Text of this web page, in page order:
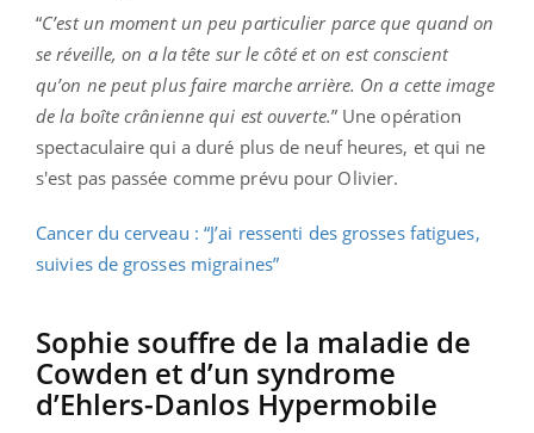
“C’est un moment un peu particulier parce que quand on
se réveille, on a la tête sur le côté et on est conscient
qu’on ne peut plus faire marche arrière. On a cette image
de la boîte crânienne qui est ouverte.” Une opération
spectaculaire qui a duré plus de neuf heures, et qui ne
s'est pas passée comme prévu pour Olivier.
Cancer du cerveau : “J’ai ressenti des grosses fatigues,
suivies de grosses migraines”
Sophie souffre de la maladie de
Cowden et d’un syndrome
d’Ehlers-Danlos Hypermobile